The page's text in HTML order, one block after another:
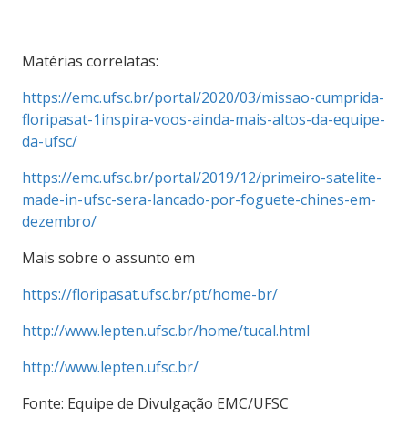
Matérias correlatas:
https://emc.ufsc.br/portal/2020/03/missao-cumprida-
floripasat-1inspira-voos-ainda-mais-altos-da-equipe-
da-ufsc/
https://emc.ufsc.br/portal/2019/12/primeiro-satelite-
made-in-ufsc-sera-lancado-por-foguete-chines-em-
dezembro/
Mais sobre o assunto em
https://floripasat.ufsc.br/pt/home-br/
http://www.lepten.ufsc.br/home/tucal.html
http://www.lepten.ufsc.br/
Fonte: Equipe de Divulgação EMC/UFSC